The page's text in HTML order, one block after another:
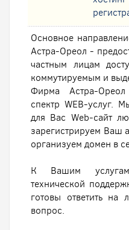
Основное
Астра-Ореол -
частным лицам
коммутируемым и
Фирма Астра-Ореол
спектр WEB-услуг.
для Вас Web-сайт
зарегистрируем Ваш
организуем домен в
К Вашим
технической
готовы ответить
вопрос.